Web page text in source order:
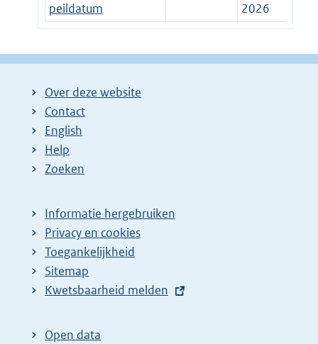
peildatum
2026
Over deze website
Contact
English
Help
Zoeken
Informatie hergebruiken
Privacy en cookies
Toegankelijkheid
Sitemap
E
t
Kwetsbaarheid melden
Open data